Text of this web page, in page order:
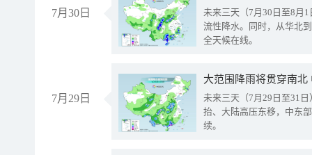
7月30日
未来三天（7月30日至8月
流性降水。同时，从华北
全天候在线。
7月29日
大范围降雨将贯穿南
未来三天（7月29日至31
抬、大陆高压东移，中东
续。